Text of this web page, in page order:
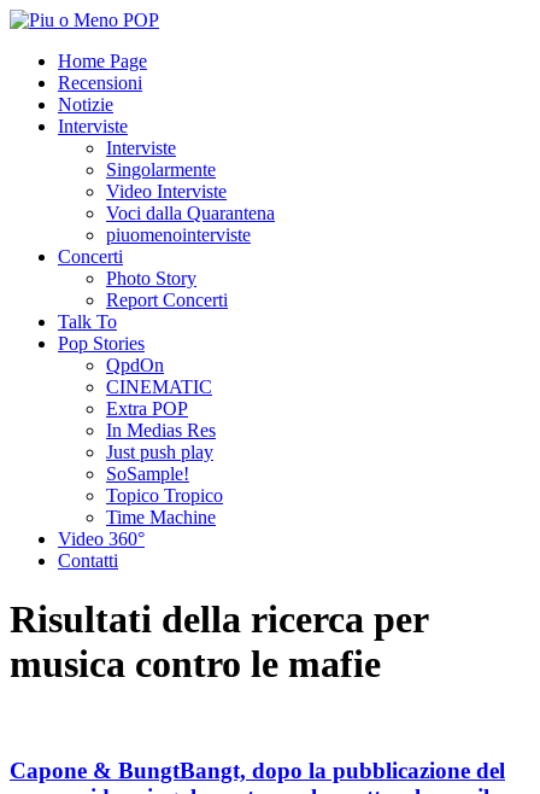
Home Page
Recensioni
Notizie
Interviste
Interviste
Singolarmente
Video Interviste
Voci dalla Quarantena
piuomenointerviste
Concerti
Photo Story
Report Concerti
Talk To
Pop Stories
QpdOn
CINEMATIC
Extra POP
In Medias Res
Just push play
SoSample!
Topico Tropico
Time Machine
Video 360°
Contatti
Risultati della ricerca per
musica contro le mafie
Capone & BungtBangt, dopo la pubblicazione del